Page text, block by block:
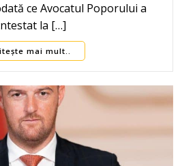
ce Avocatul Poporului a
la […]
mai mult..